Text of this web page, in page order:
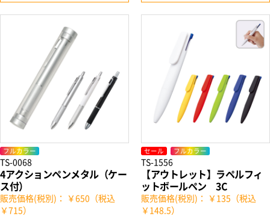
フルカラー
TS-0068
4アクションペンメタル（ケー
ス付）
販売価格(税別)： ￥650（税込
￥715）
セール フルカラー
TS-1556
【アウトレット】ラペルフィ
ットボールペン 3C
販売価格(税別)： ￥135（税込
￥148.5）